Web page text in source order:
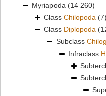
Myriapoda (14 260)
Class Chilopoda (7)
Class Diplopoda
Subclass
Infraclass